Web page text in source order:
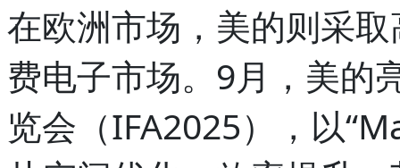
在欧洲市场，美的则采
费电子市场。9月，美的
览会（IFA2025），以